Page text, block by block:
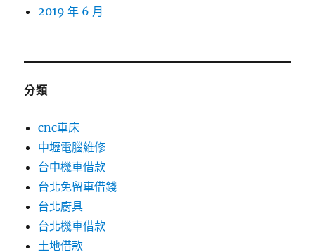
2019 年 6 月
分類
cnc車床
中壢電腦維修
台中機車借款
台北免留車借錢
台北廚具
台北機車借款
土地借款